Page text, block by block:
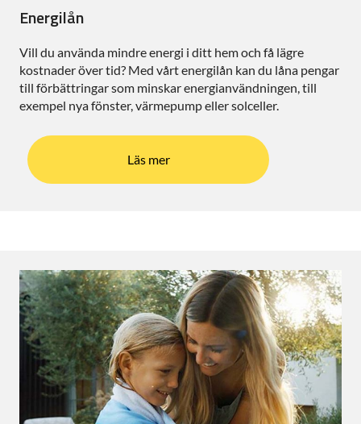
Energilån
Vill du använda mindre energi i ditt hem och få lägre
kostnader över tid? Med vårt energilån kan du låna pengar
till förbättringar som minskar energianvändningen, till
exempel nya fönster, värmepump eller solceller.
Läs mer